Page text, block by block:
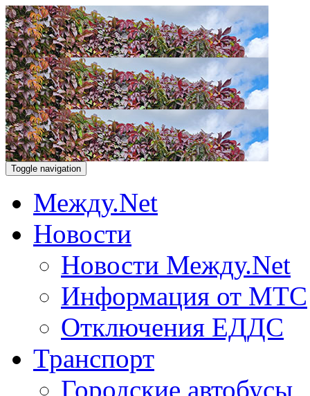
Toggle navigation
Между.Net
Новости
Новости Между.Net
Информация от МТС
Отключения ЕДДС
Транспорт
Городские автобусы